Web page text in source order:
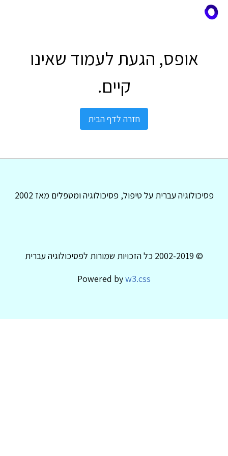
אופס, הגעת לעמוד שאינו
קיים.
חזרה לדף הבית
פסיכולוגיה עברית על טיפול, פסיכולוגיה ומטפלים מאז 2002
© 2002-2019 כל הזכויות שמורות לפסיכולוגיה עברית
Powered byw3.css